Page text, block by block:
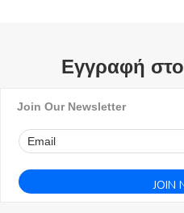
Εγγραφή
Join Our Newsletter